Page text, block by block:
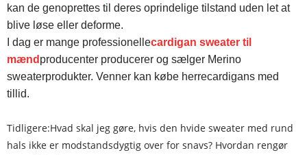
kan de genoprettes til deres oprindelige tilstand uden let at
blive løse eller deforme.
I dag er mange professionellecardigan sweater til
mænd producenter producerer og sælger Merino
sweaterprodukter. Venner kan købe herrecardigans med
tillid.
Tidligere:Hvad skal jeg gøre, hvis den hvide sweater med rund
hals ikke er modstandsdygtig over for snavs? Hvordan rengør